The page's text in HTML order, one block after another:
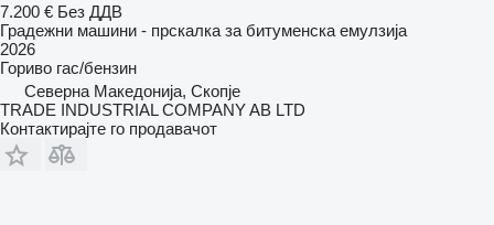
7.200 € Без ДДВ
Градежни машини - прскалка за битуменска емулзија
2026
Гориво гас/бензин
Северна Македонија, Скопје
TRADE INDUSTRIAL COMPANY AB LTD
Контактирајте го продавачот